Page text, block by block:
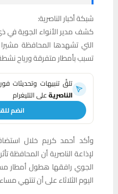
شبكة أخبار الناصرية:
كشف مدير الأنواء الجوية في
التي تشهدها المحافظة
تسبب بأمطار متفرقة ورياح
تلقَّ تنبيهات وتحديثات
الناصريةعلى التليغرام
انضم
وأكد أحمد كريم خلال
لإذاعة الناصرية أن المحافظة
الجوي رافقها هطول أمطار
اليوم الثلاثاء على أن تنتهي